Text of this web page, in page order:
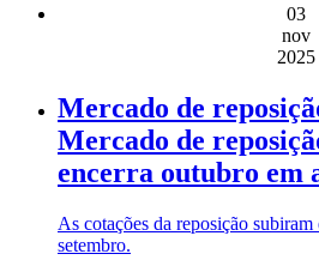
03
nov
2025
Mercado de
Mercado de
encerra outubro em
As cotações da reposição
setembro.